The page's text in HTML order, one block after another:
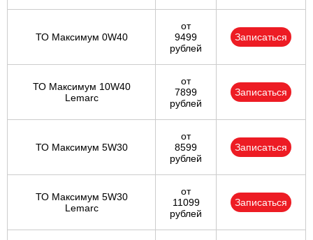
ТО Максимум 0W40
от
9499
рублей
Записаться
ТО Максимум 10W40
Lemarc
от
7899
рублей
Записаться
ТО Максимум 5W30
от
8599
рублей
Записаться
ТО Максимум 5W30
Lemarc
от
11099
рублей
Записаться